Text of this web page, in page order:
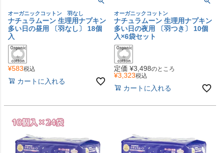
オーガニックコットン 羽なし
ナチュラムーン 生理用ナプキン
多い日の昼用 〔羽なし〕 18個
入
¥583税込
カートに入れる
オーガニックコットン
ナチュラムーン 生理用ナプキン
多い日の夜用 〔羽つき〕 10個
入×6袋セット
定価 ¥3,498のところ
¥3,323税込
カートに入れる